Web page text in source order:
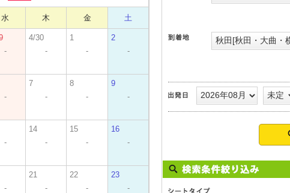
水 木 金 土
-
4/30
-
1
-
2
-
-
7
-
8
-
9
-
-
14
-
15
-
16
-
-
21
-
22
-
23
-